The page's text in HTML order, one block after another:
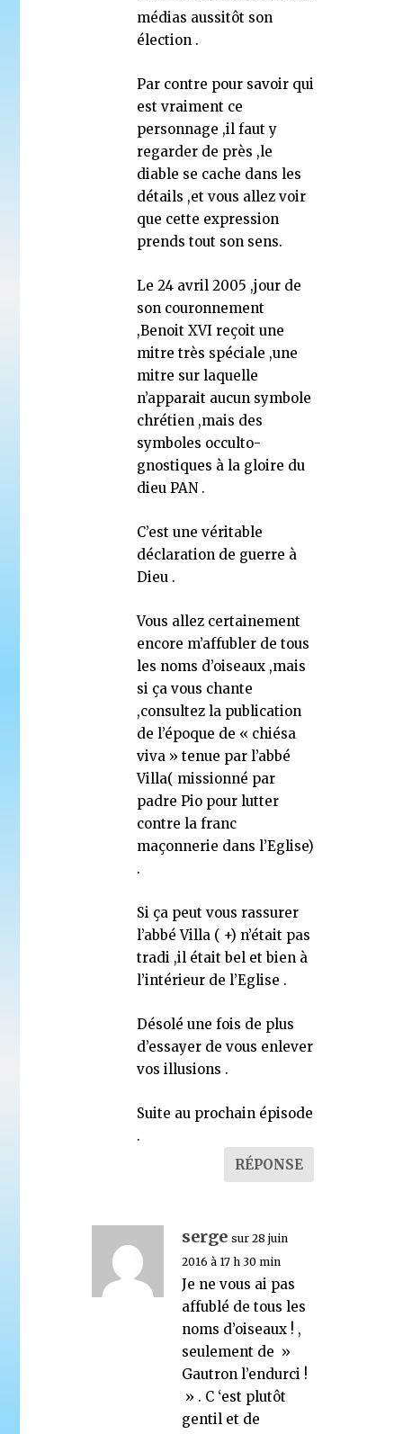
médias aussitôt son
élection .
Par contre pour savoir qui
est vraiment ce
personnage ,il faut y
regarder de près ,le
diable se cache dans les
détails ,et vous allez voir
que cette expression
prends tout son sens.
Le 24 avril 2005 ,jour de
son couronnement
,Benoit XVI reçoit une
mitre très spéciale ,une
mitre sur laquelle
n’apparait aucun symbole
chrétien ,mais des
symboles occulto-
gnostiques à la gloire du
dieu PAN .
C’est une véritable
déclaration de guerre à
Dieu .
Vous allez certainement
encore m’affubler de tous
les noms d’oiseaux ,mais
si ça vous chante
,consultez la publication
de l’époque de « chiésa
viva » tenue par l’abbé
Villa( missionné par
padre Pio pour lutter
contre la franc
maçonnerie dans l’Eglise)
.
Si ça peut vous rassurer
l’abbé Villa ( +) n’était pas
tradi ,il était bel et bien à
l’intérieur de l’Eglise .
Désolé une fois de plus
d’essayer de vous enlever
vos illusions .
Suite au prochain épisode
.
RÉPONSE
serge sur 28 juin
2016 à 17 h 30 min
Je ne vous ai pas
affublé de tous les
noms d’oiseaux ! ,
seulement de »
Gautron l’endurci !
» . C ‘est plutôt
gentil et de